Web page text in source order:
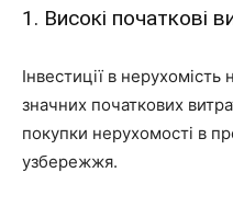
1. Високі початкові
Інвестиції в
значних початкових
покупки нерухомості в
узбережжя.